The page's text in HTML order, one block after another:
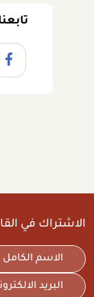
الاشتراك في